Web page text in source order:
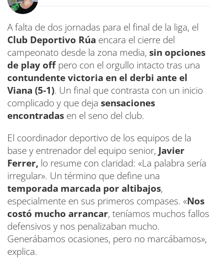
A falta de dos jornadas para el final de la liga, el
Club Deportivo Rúa encara el cierre del
campeonato desde la zona media, sin opciones
de play offpero con el orgullo intacto tras una
contundente victoria en el derbi ante el
Viana (5-1). Un final que contrasta con un inicio
complicado y que deja sensaciones
encontradas en el seno del club.
El coordinador deportivo de los equipos de la
base y entrenador del equipo senior, Javier
Ferrer, lo resume con claridad: «La palabra sería
irregular». Un término que define una
temporada marcada por altibajos,
especialmente en sus primeros compases. «Nos
costó mucho arrancar, teníamos muchos fallos
defensivos y nos penalizaban mucho.
Generábamos ocasiones, pero no marcábamos»,
explica.